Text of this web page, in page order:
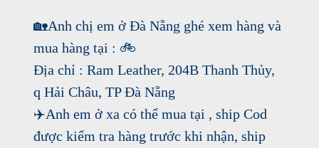
🏡Anh chị em ở Đà Nẵng ghé xem hàng và
mua hàng tại : 🚲
Địa chỉ : Ram Leather, 204B Thanh Thủy,
q Hải Châu, TP Đà Nẵng
✈️Anh em ở xa có thể mua tại , ship Cod
được kiểm tra hàng trước khi nhận, ship